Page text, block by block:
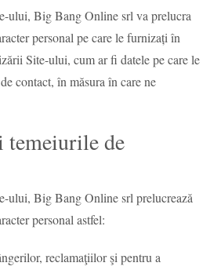
ului, Big Bang Online srl va prelucra
personal pe care le furnizați în
Site-ului, cum ar fi datele pe care le
contact, în măsura în care ne
de
ului, Big Bang Online srl prelucrează
personal astfel:
reclamaţiilor şi pentru a